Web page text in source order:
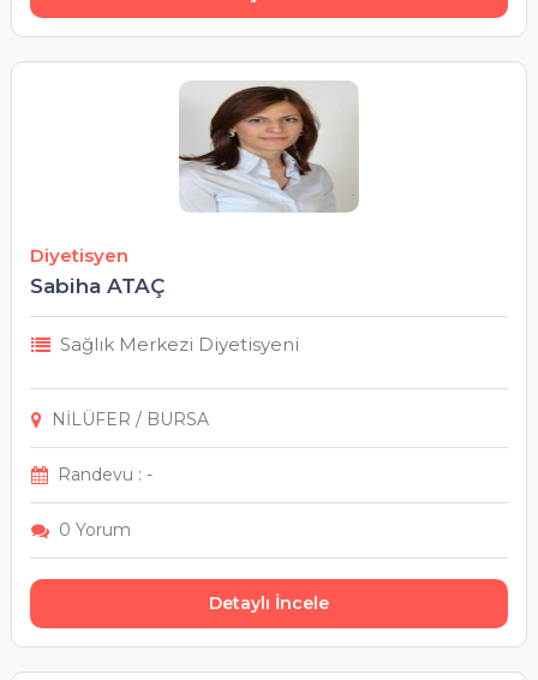
Diyetisyen
Sabiha ATAÇ
Sağlık Merkezi Diyetisyeni
NİLÜFER / BURSA
Randevu : -
0 Yorum
Detaylı İncele